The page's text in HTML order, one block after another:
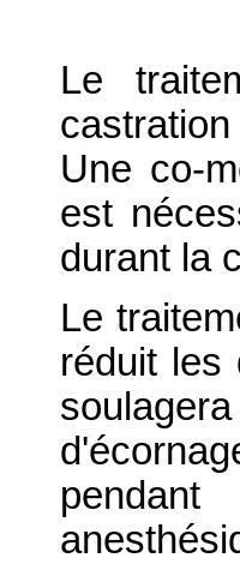
Le
Une co-
est
durant la
Le
réduit les